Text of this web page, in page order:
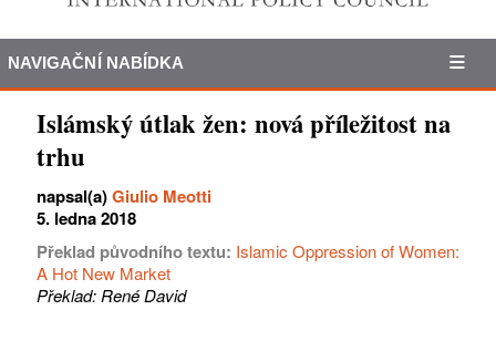
NAVIGAČNÍ NABÍDKA
Islámský útlak žen: nová příležitost na
trhu
napsal(a)Giulio Meotti
5. ledna 2018
Překlad původního textu: Islamic Oppression of Women:
A Hot New Market
Překlad: René David